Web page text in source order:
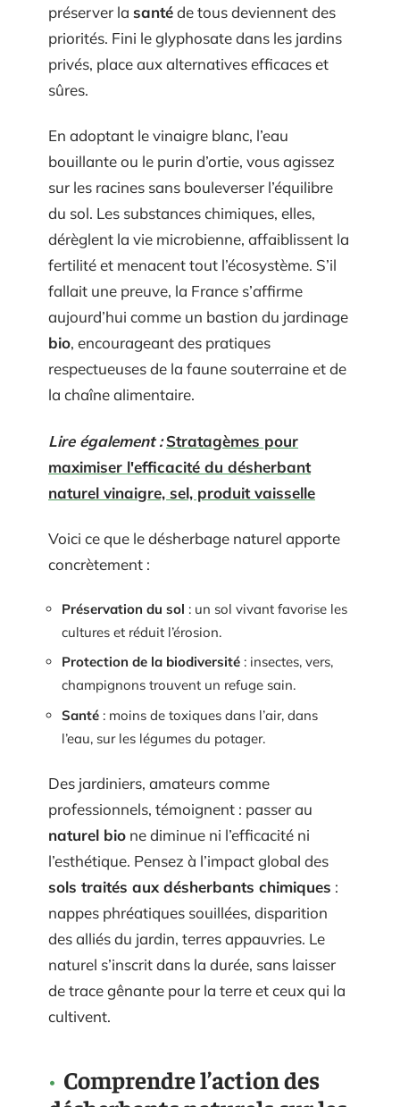
préserver la santéde tous deviennent des
priorités. Fini le glyphosate dans les jardins
privés, place aux alternatives efficaces et
sûres.
En adoptant le vinaigre blanc, l’eau
bouillante ou le purin d’ortie, vous agissez
sur les racines sans bouleverser l’équilibre
du sol. Les substances chimiques, elles,
dérèglent la vie microbienne, affaiblissent la
fertilité et menacent tout l’écosystème. S’il
fallait une preuve, la France s’affirme
aujourd’hui comme un bastion du jardinage
bio, encourageant des pratiques
respectueuses de la faune souterraine et de
la chaîne alimentaire.
Lire également : Stratagèmes pour
maximiser l'efficacité du désherbant
naturel vinaigre, sel, produit vaisselle
Voici ce que le désherbage naturel apporte
concrètement :
Préservation du sol : un sol vivant favorise les
cultures et réduit l’érosion.
Protection de la biodiversité : insectes, vers,
champignons trouvent un refuge sain.
Santé : moins de toxiques dans l’air, dans
l’eau, sur les légumes du potager.
Des jardiniers, amateurs comme
professionnels, témoignent : passer au
naturel bio ne diminue ni l’efficacité ni
l’esthétique. Pensez à l’impact global des
sols traités aux désherbants chimiques :
nappes phréatiques souillées, disparition
des alliés du jardin, terres appauvries. Le
naturel s’inscrit dans la durée, sans laisser
de trace gênante pour la terre et ceux qui la
cultivent.
Comprendre l’action des